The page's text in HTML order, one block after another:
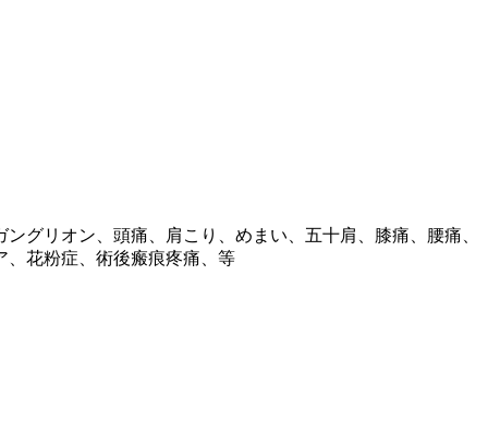
グリオン、頭痛、肩こり、めまい、五十肩、膝痛、腰痛、
、花粉症、術後瘢痕疼痛、等